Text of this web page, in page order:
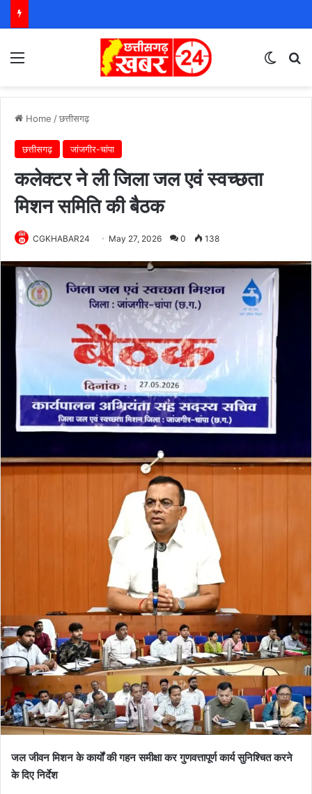
Home /छत्तीसगढ़
छत्तीसगढ़ जांजगीर-चांपा
कलेक्टर ने ली जिला जल एवं स्वच्छता
मिशन समिति की बैठक
CGKHABAR24 May 27, 2026 0 138
जल जीवन मिशन के कार्यों की गहन समीक्षा कर गुणवत्तापूर्ण कार्य सुनिश्चित करने
के दिए निर्देश